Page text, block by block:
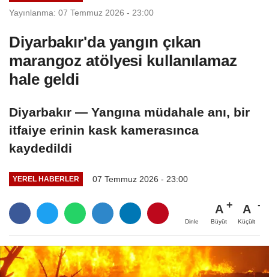
Yayınlanma: 07 Temmuz 2026 - 23:00
Diyarbakır'da yangın çıkan
marangoz atölyesi kullanılamaz
hale geldi
Diyarbakır — Yangına müdahale anı, bir
itfaiye erinin kask kamerasınca
kaydedildi
YEREL HABERLER 07 Temmuz 2026 - 23:00
Dinle
A
Büyüt
A
Küçült